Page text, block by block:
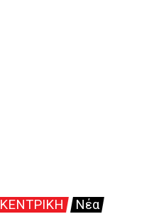
ΚΕΝΤΡΙΚΗ Νέα